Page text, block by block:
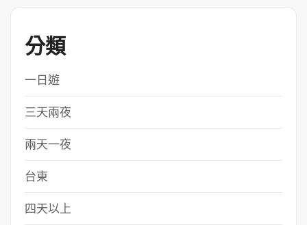
分類
一日遊
三天兩夜
兩天一夜
台東
四天以上